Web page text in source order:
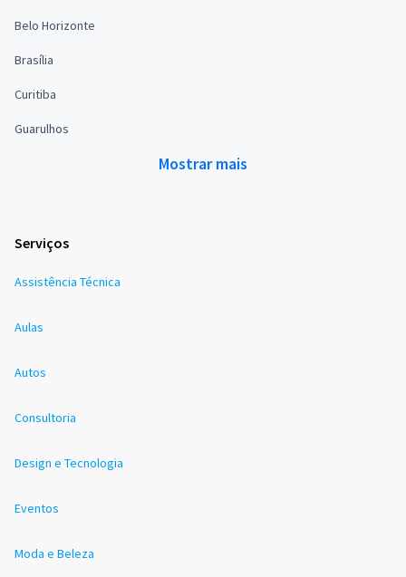
Belo Horizonte
Brasília
Curitiba
Guarulhos
Mostrar mais
Serviços
Assistência Técnica
Aulas
Autos
Consultoria
Design e Tecnologia
Eventos
Moda e Beleza